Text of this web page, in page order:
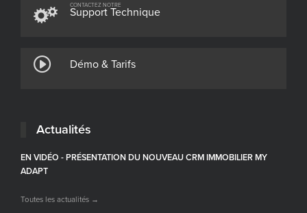
CONTACTEZ NOTRE
Support Technique
Démo & Tarifs
Actualités
EN VIDÉO - PRÉSENTATION DU NOUVEAU CRM IMMOBILIER MY
ADAPT
Toutes les actualités →